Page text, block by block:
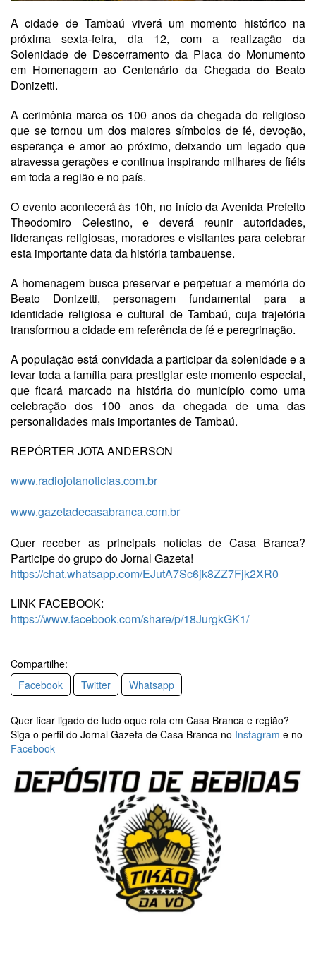
A cidade de Tambaú viverá um momento histórico na
próxima sexta-feira, dia 12, com a realização da
Solenidade de Descerramento da Placa do Monumento
em Homenagem ao Centenário da Chegada do Beato
Donizetti.
A cerimônia marca os 100 anos da chegada do religioso
que se tornou um dos maiores símbolos de fé, devoção,
esperança e amor ao próximo, deixando um legado que
atravessa gerações e continua inspirando milhares de fiéis
em toda a região e no país.
O evento acontecerá às 10h, no início da Avenida Prefeito
Theodomiro Celestino, e deverá reunir autoridades,
lideranças religiosas, moradores e visitantes para celebrar
esta importante data da história tambauense.
A homenagem busca preservar e perpetuar a memória do
Beato Donizetti, personagem fundamental para a
identidade religiosa e cultural de Tambaú, cuja trajetória
transformou a cidade em referência de fé e peregrinação.
A população está convidada a participar da solenidade e a
levar toda a família para prestigiar este momento especial,
que ficará marcado na história do município como uma
celebração dos 100 anos da chegada de uma das
personalidades mais importantes de Tambaú.
REPÓRTER JOTA ANDERSON
www.radiojotanoticias.com.br
www.gazetadecasabranca.com.br
Quer receber as principais notícias de Casa Branca?
Participe do grupo do Jornal Gazeta!
https://chat.whatsapp.com/EJutA7Sc6jk8ZZ7Fjk2XR0
LINK FACEBOOK:
https://www.facebook.com/share/p/18JurgkGK1/
Compartilhe:
Facebook
Twitter Whatsapp
Quer ficar ligado de tudo oque rola em Casa Branca e região?
Siga o perfil do Jornal Gazeta de Casa Branca no Instagram e no
Facebook